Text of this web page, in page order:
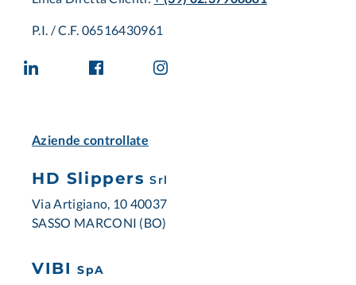
P.I. / C.F. 06516430961
Aziende controllate
HD Slippers Srl
Via Artigiano, 10 40037
SASSO MARCONI (BO)
VIBI SpA